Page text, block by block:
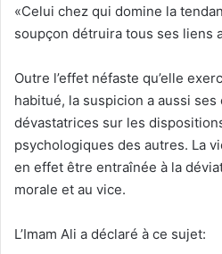
«Celui chez qui domine la
soupçon détruira tous ses liens
Outre l’effet néfaste qu’elle
habitué, la suspicion a aussi
dévastatrices sur les
psychologiques des autres. La
en effet être entraînée à la
morale et au vice.
L’Imam Ali a déclaré à ce sujet: